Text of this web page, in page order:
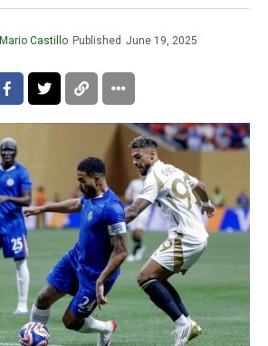
Mario Castillo Published June 19, 2025